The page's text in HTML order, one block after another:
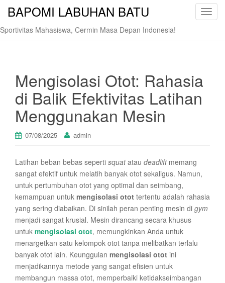
T
BAPOMI LABUHAN BATU
Sportivitas Mahasiswa, Cermin Masa Depan Indonesia!
Mengisolasi Otot: Rahasia
di Balik Efektivitas Latihan
Menggunakan Mesin
07/08/2025 admin
Latihan beban bebas seperti squatatau deadliftmemang
sangat efektif untuk melatih banyak otot sekaligus. Namun,
untuk pertumbuhan otot yang optimal dan seimbang,
kemampuan untuk mengisolasi otot tertentu adalah rahasia
yang sering diabaikan. Di sinilah peran penting mesin di gym
menjadi sangat krusial. Mesin dirancang secara khusus
untuk mengisolasi otot, memungkinkan Anda untuk
menargetkan satu kelompok otot tanpa melibatkan terlalu
banyak otot lain. Keunggulan mengisolasi otot ini
menjadikannya metode yang sangat efisien untuk
membangun massa otot, memperbaiki ketidakseimbangan